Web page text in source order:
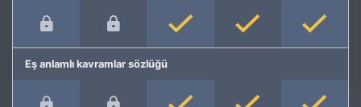
Eş anlamlı kavramlar sözlüğü